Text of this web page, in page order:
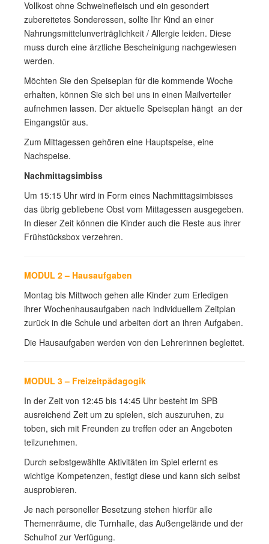
Vollkost ohne Schweinefleisch und ein gesondert
zubereitetes Sonderessen, sollte Ihr Kind an einer
Nahrungsmittelunverträglichkeit / Allergie leiden. Diese
muss durch eine ärztliche Bescheinigung nachgewiesen
werden.
Möchten Sie den Speiseplan für die kommende Woche
erhalten, können Sie sich bei uns in einen Mailverteiler
aufnehmen lassen. Der aktuelle Speiseplan hängt an der
Eingangstür aus.
Zum Mittagessen gehören eine Hauptspeise, eine
Nachspeise.
Nachmittagsimbiss
Um 15:15 Uhr wird in Form eines Nachmittagsimbisses
das übrig gebliebene Obst vom Mittagessen ausgegeben.
In dieser Zeit können die Kinder auch die Reste aus ihrer
Frühstücksbox verzehren.
MODUL 2 – Hausaufgaben
Montag bis Mittwoch gehen alle Kinder zum Erledigen
ihrer Wochenhausaufgaben nach individuellem Zeitplan
zurück in die Schule und arbeiten dort an ihren Aufgaben.
Die Hausaufgaben werden von den Lehrerinnen begleitet.
MODUL 3 – Freizeitpädagogik
In der Zeit von 12:45 bis 14:45 Uhr besteht im SPB
ausreichend Zeit um zu spielen, sich auszuruhen, zu
toben, sich mit Freunden zu treffen oder an Angeboten
teilzunehmen.
Durch selbstgewählte Aktivitäten im Spiel erlernt es
wichtige Kompetenzen, festigt diese und kann sich selbst
ausprobieren.
Je nach personeller Besetzung stehen hierfür alle
Themenräume, die Turnhalle, das Außengelände und der
Schulhof zur Verfügung.